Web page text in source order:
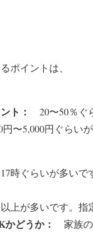
ポイントは、
ト： 20〜50％ぐ
円〜5,000円ぐらい
17時ぐらいが多いで
上が多いです。指
かどうか： 家族